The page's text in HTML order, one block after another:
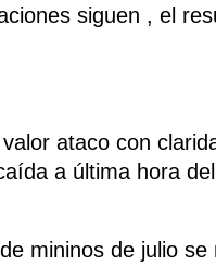
siguen , el
ataco con
a última hora
mininos de julio